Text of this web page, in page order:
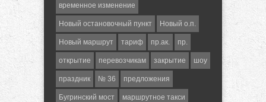
временное изменение
Новый остановочный пункт Новый о.п.
Новый маршрут тариф пр.ак. пр.
открытие перевозчикам закрытие шоу
праздник № 36 предложения
Бугринский мост маршрутное такси